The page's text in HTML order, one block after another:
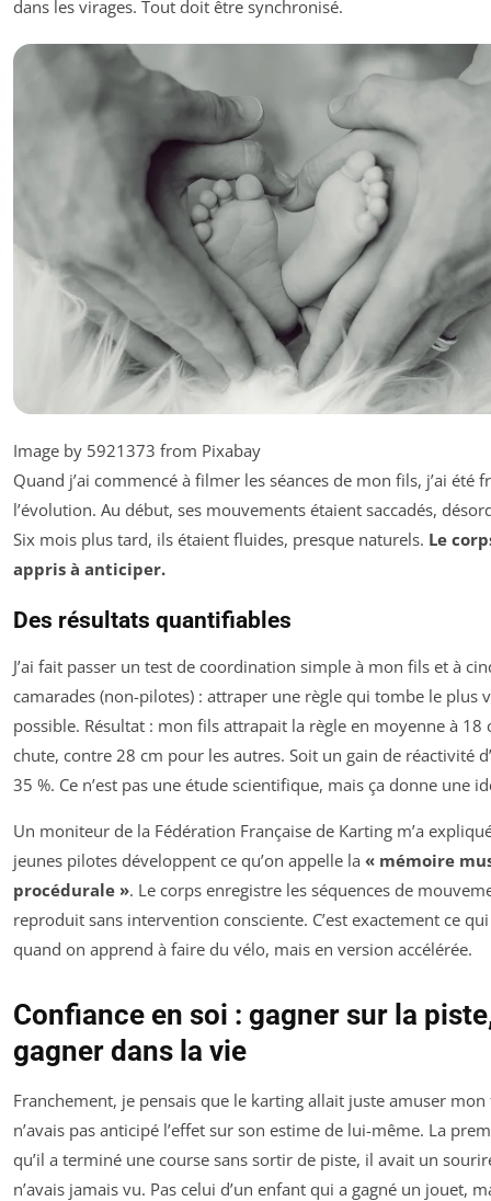
dans les virages. Tout doit être synchronisé.
Image by 5921373 from Pixabay
Quand j’ai commencé à filmer les séances de mon fils, j’ai été
l’évolution. Au début, ses mouvements étaient saccadés,
Six mois plus tard, ils étaient fluides, presque naturels. Le
appris à anticiper.
Des résultats quantifiables
J’ai fait passer un test de coordination simple à mon fils et à
camarades (non-pilotes) : attraper une règle qui tombe le plus
possible. Résultat : mon fils attrapait la règle en moyenne à 18
chute, contre 28 cm pour les autres. Soit un gain de réactivité
35 %. Ce n’est pas une étude scientifique, mais ça donne une
Un moniteur de la Fédération Française de Karting m’a
jeunes pilotes développent ce qu’on appelle la « mémoire
procédurale ». Le corps enregistre les séquences de
reproduit sans intervention consciente. C’est exactement ce qui
quand on apprend à faire du vélo, mais en version accélérée.
Confiance en soi : gagner sur la
gagner dans la vie
Franchement, je pensais que le karting allait juste amuser mon
n’avais pas anticipé l’effet sur son estime de lui-même. La
qu’il a terminé une course sans sortir de piste, il avait un
n’avais jamais vu. Pas celui d’un enfant qui a gagné un jouet,